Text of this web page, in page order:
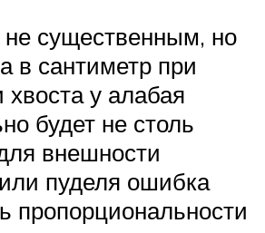
не существенным, но
в сантиметр при
хвоста у алабая
будет не столь
внешности
пуделя ошибка
пропорциональности